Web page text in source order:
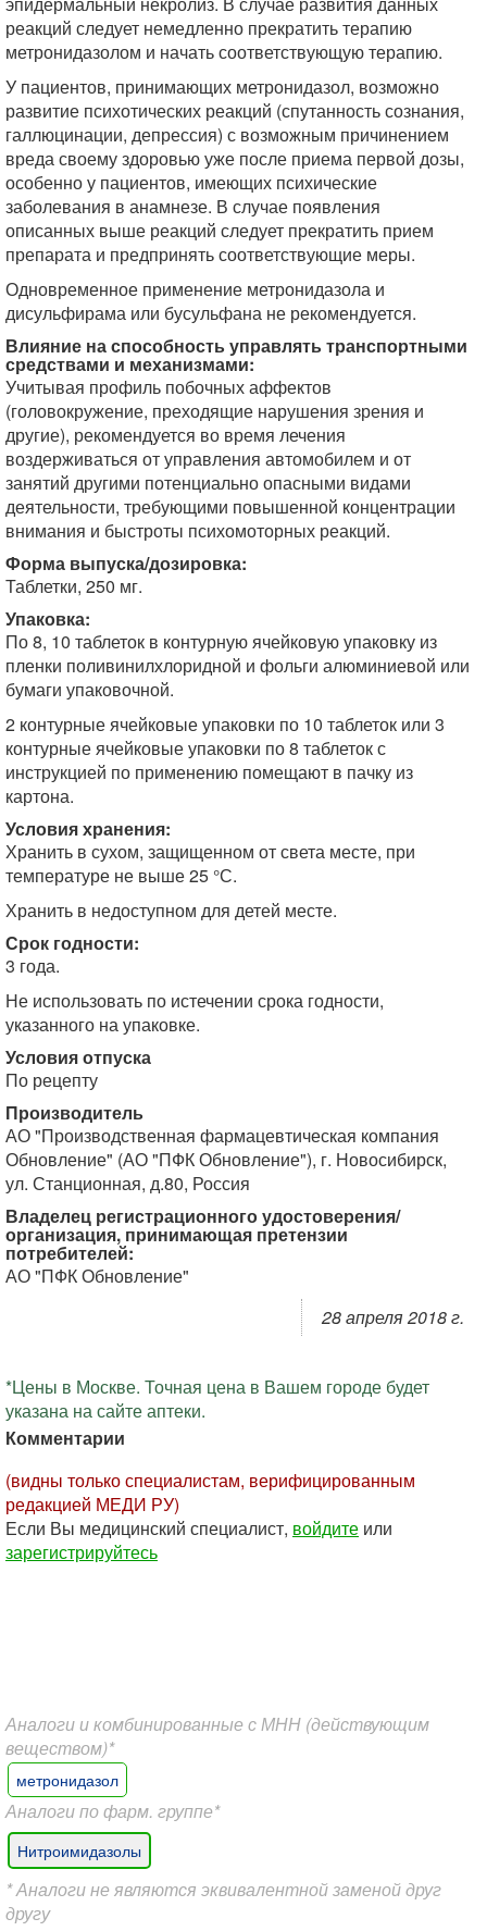
реакций следует немедленно прекратить терапию
метронидазолом и начать соответствующую терапию.
У пациентов, принимающих метронидазол, возможно
развитие психотических реакций (спутанность сознания,
галлюцинации, депрессия) с возможным причинением
вреда своему здоровью уже после приема первой дозы,
особенно у пациентов, имеющих психические
заболевания в анамнезе. В случае появления
описанных выше реакций следует прекратить прием
препарата и предпринять соответствующие меры.
Одновременное применение метронидазола и
дисульфирама или бусульфана не рекомендуется.
Влияние на способность управлять транспортными
средствами и механизмами:
Учитывая профиль побочных аффектов
(головокружение, преходящие нарушения зрения и
другие), рекомендуется во время лечения
воздерживаться от управления автомобилем и от
занятий другими потенциально опасными видами
деятельности, требующими повышенной концентрации
внимания и быстроты психомоторных реакций.
Форма выпуска/дозировка:
Таблетки, 250 мг.
Упаковка:
По 8, 10 таблеток в контурную ячейковую упаковку из
пленки поливинилхлоридной и фольги алюминиевой или
бумаги упаковочной.
2 контурные ячейковые упаковки по 10 таблеток или 3
контурные ячейковые упаковки по 8 таблеток с
инструкцией по применению помещают в пачку из
картона.
Условия хранения:
Хранить в сухом, защищенном от света месте, при
температуре не выше 25 °С.
Хранить в недоступном для детей месте.
Срок годности:
3 года.
Не использовать по истечении срока годности,
указанного на упаковке.
Условия отпуска
По рецепту
Производитель
АО "Производственная фармацевтическая компания
Обновление" (АО "ПФК Обновление"), г. Новосибирск,
ул. Станционная, д.80, Россия
Владелец регистрационного удостоверения/
организация, принимающая претензии
потребителей:
АО "ПФК Обновление"
28 апреля 2018 г.
*Цены в Москве. Точная цена в Вашем городе будет
указана на сайте аптеки.
Комментарии
(видны только специалистам, верифицированным
редакцией МЕДИ РУ)
Если Вы медицинский специалист, войдите или
зарегистрируйтесь
Аналоги и комбинированные с МНН (действующим
веществом)*
метронидазол
Аналоги по фарм. группе*
Нитроимидазолы
* Аналоги не являются эквивалентной заменой друг
другу